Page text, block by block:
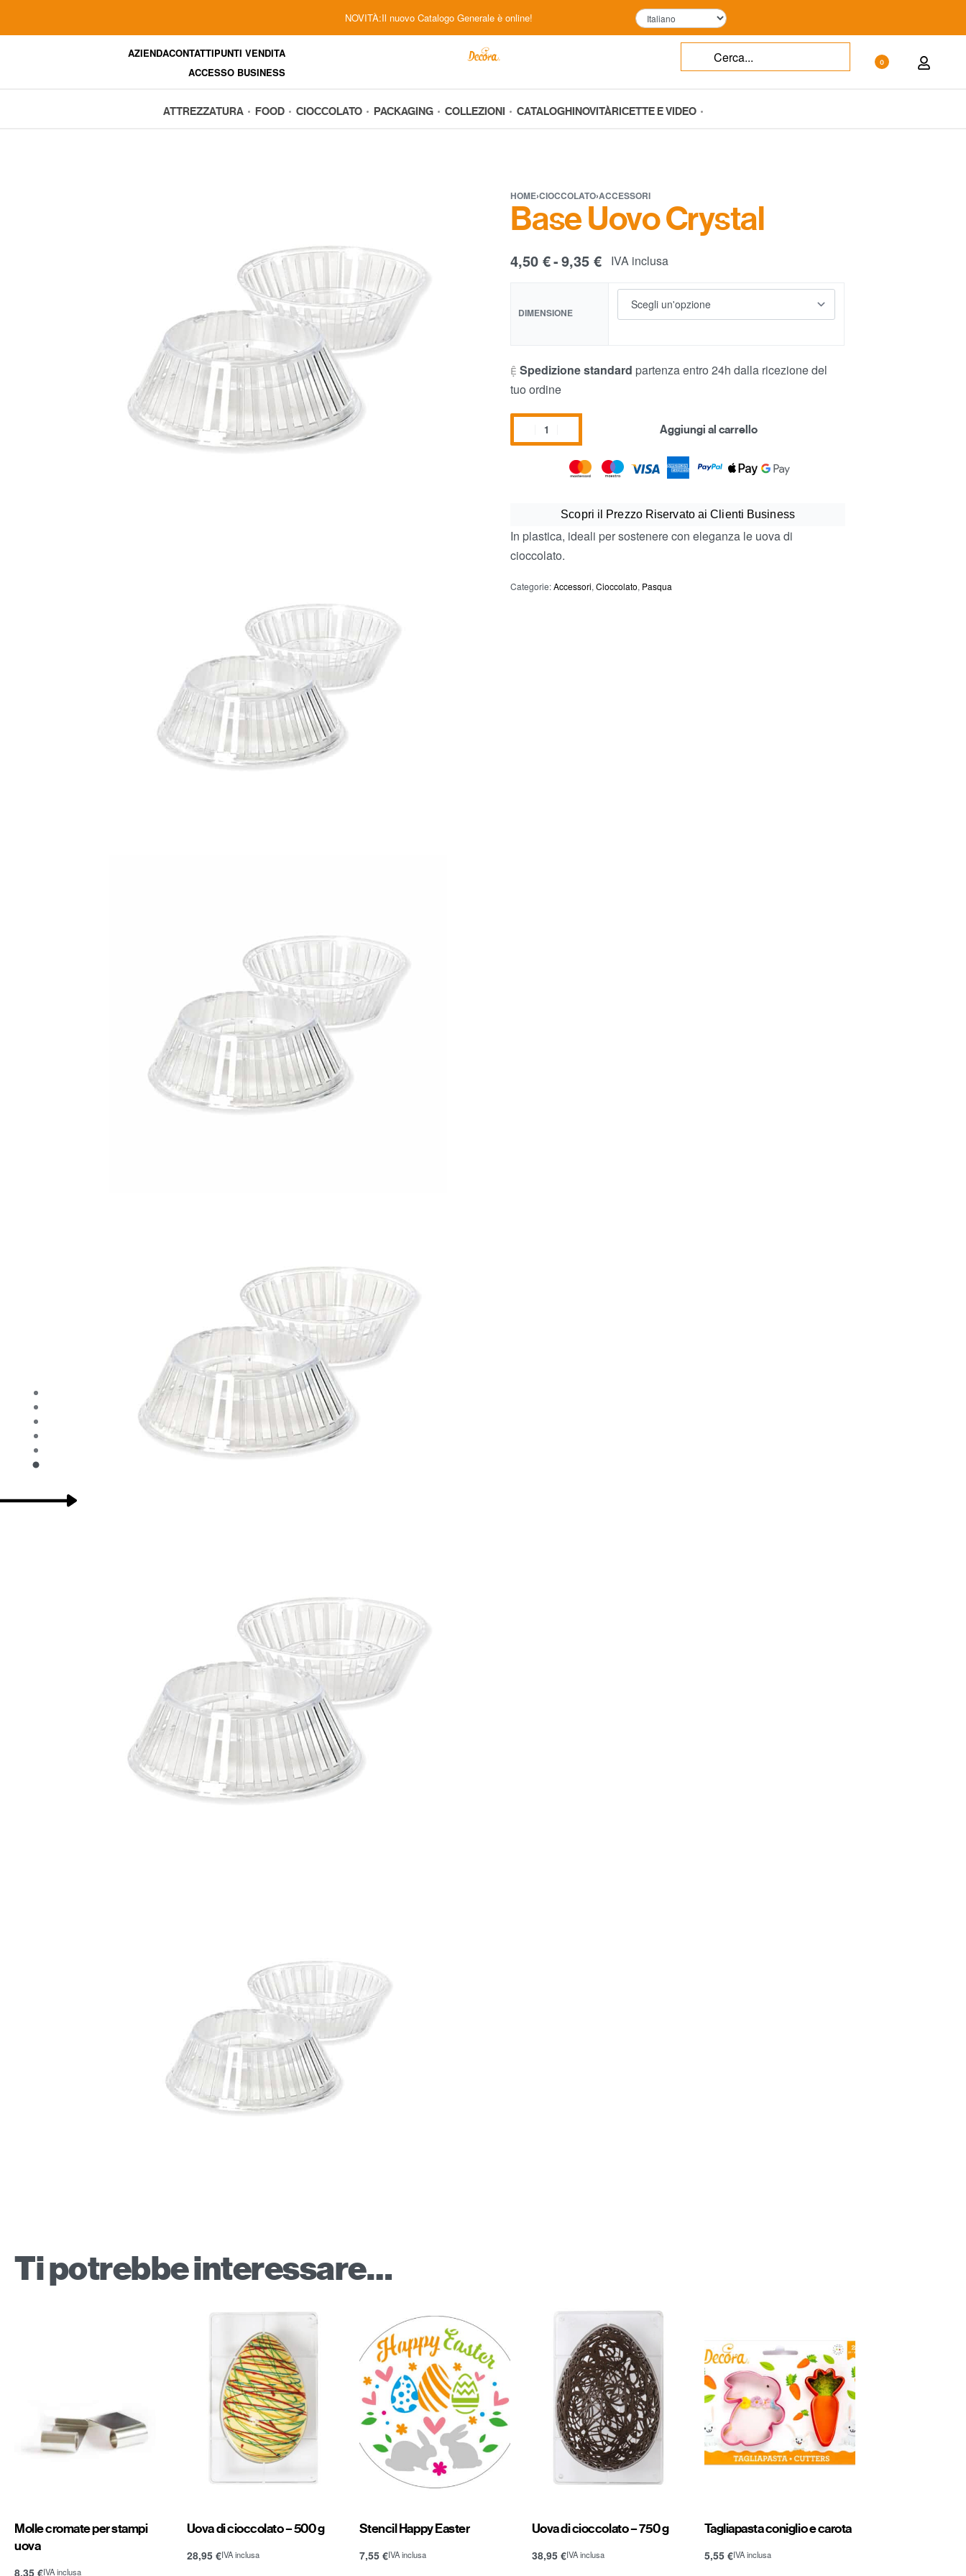
NOVITÀ:Il nuovo Catalogo Generale è online!
AZIENDACONTATTIPUNTI VENDITA
ACCESSO BUSINESS
0
ATTREZZATURA FOOD CIOCCOLATO PACKAGING COLLEZIONI CATALOGHI NOVITÀRICETTE E VIDEO
HOME›CIOCCOLATO›ACCESSORI
Base Uovo Crystal
4,50€ 9,35€ IVA inclusa
DIMENSIONE
Spedizione standard partenza entro 24h dalla ricezione del
tuo ordine
Aggiungi al carrello
Scopri il Prezzo Riservato ai Clienti Business
In plastica, ideali per sostenere con eleganza le uova di
cioccolato.
Categorie: Accessori,Cioccolato, Pasqua
Ti potrebbe interessare…
Molle cromate per stampi
uova
8,35 €IVA inclusa
Uova di cioccolato – 500 g
28,95 €IVA inclusa
Stencil Happy Easter
7,55 €IVA inclusa
Uova di cioccolato – 750 g
38,95 €IVA inclusa
Tagliapasta coniglio e carota
5,55 €IVA inclusa